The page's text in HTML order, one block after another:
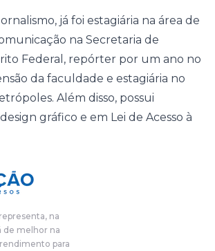
já foi estagiária na área de
na Secretaria de
Federal, repórter por um ano no
da faculdade e estagiária no
Além disso, possui
gráfico e em Lei de Acesso à
na
de melhor na
para